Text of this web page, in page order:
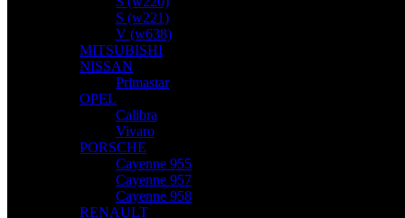
S (w221)
V (w638)
MITSUBISHI
NISSAN
Primastar
OPEL
Calibra
Vivaro
PORSCHE
Cayenne 955
Cayenne 957
Cayenne 958
RENAULT